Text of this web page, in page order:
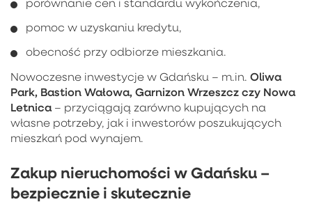
pomoc w uzyskaniu kredytu,
obecność przy odbiorze mieszkania.
Nowoczesne inwestycje w Gdańsku – m.in. Oliwa
Park, Bastion Wałowa, Garnizon Wrzeszcz czy Nowa
Letnica – przyciągają zarówno kupujących na
własne potrzeby, jak i inwestorów poszukujących
mieszkań pod wynajem.
Zakup nieruchomości w Gdańsku –
bezpiecznie i skutecznie